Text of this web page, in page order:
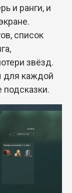
и ранги, и
список
звёзд.
для каждой